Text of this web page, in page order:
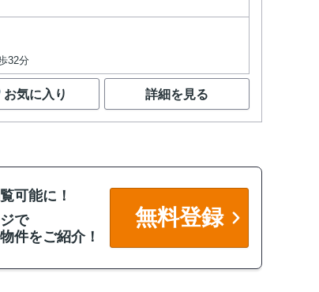
32分
お気に入り 詳細を見る
可能に！
で
件をご紹介！
無料登録